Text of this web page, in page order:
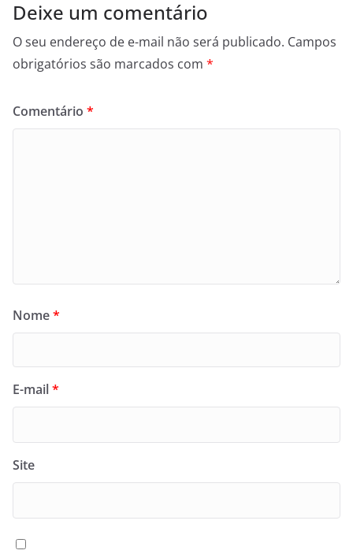
Deixe um comentário
O seu endereço de e-mail não será publicado. Campos
obrigatórios são marcados com *
Comentário *
Nome*
E-mail*
Site